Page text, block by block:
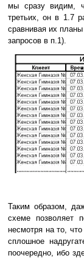
мы сразу видим,
третьих, он в 1.7
сравнивая их
запросов в п.1).
Таким образом,
схеме позволяет
несмотря на то,
сплошное
поочередно, ибо